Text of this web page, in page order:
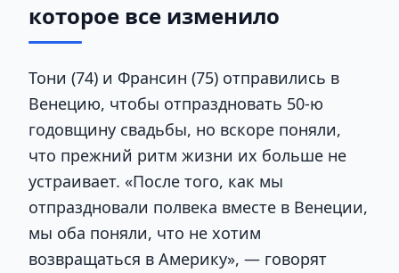
которое все изменило
Тони (74) и Франсин (75) отправились в
Венецию, чтобы отпраздновать 50-ю
годовщину свадьбы, но вскоре поняли,
что прежний ритм жизни их больше не
устраивает. «После того, как мы
отпраздновали полвека вместе в Венеции,
мы оба поняли, что не хотим
возвращаться в Америку», — говорят